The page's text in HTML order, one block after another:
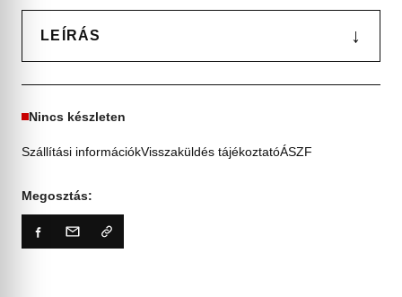
LEÍRÁS ↓
Nincs készleten
Szállítási információkVisszaküldés tájékoztatóÁSZF
Megosztás: